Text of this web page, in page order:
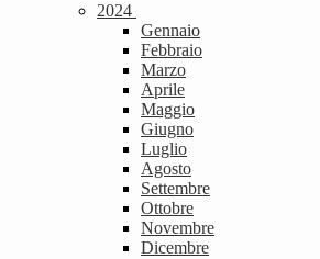
2024
Gennaio
Febbraio
Marzo
Aprile
Maggio
Giugno
Luglio
Agosto
Settembre
Ottobre
Novembre
Dicembre